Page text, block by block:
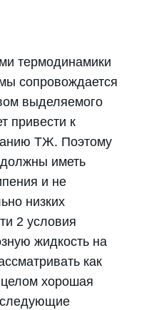
термодинамики
сопровождается
выделяемого
привести к
ТЖ. Поэтому
иметь
и не
низких
2 условия
жидкость на
как
хорошая
следующие